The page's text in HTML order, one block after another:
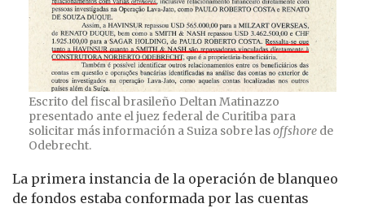
Escrito del fiscal brasileño Deltan Matinazzo
presentado ante el juez federal de Curitiba para
solicitar más información a Suiza sobre lasoffshore de
Odebrecht.
La primera instancia de la operación de blanqueo
de fondos estaba conformada por las cuentas